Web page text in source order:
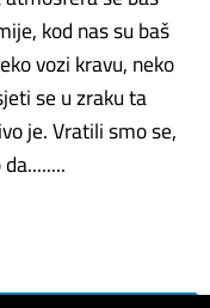
kod nas su baš
vozi kravu, neko
se u zraku ta
je. Vratili smo se,